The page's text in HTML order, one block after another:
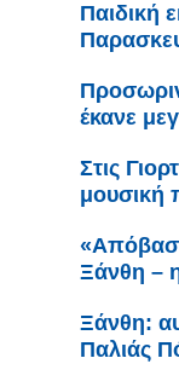
Παιδική
έκανε
Στις
μουσική
Ξάνθη –
Ξάνθη:
Παλιάς